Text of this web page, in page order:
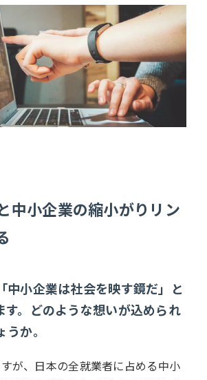
中小企業の縮小がりリン
中小企業は社会を映す鏡だ」と
す。どのような想いが込められ
か。
が、日本の全就業者に占める中小